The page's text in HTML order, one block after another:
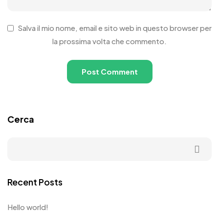
Salva il mio nome, email e sito web in questo browser per
la prossima volta che commento.
Cerca
Recent Posts
Hello world!